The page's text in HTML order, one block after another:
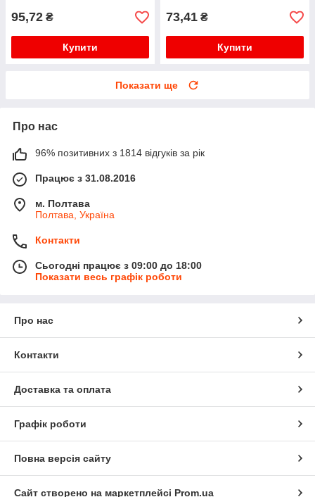
95,72 ₴
Купити
73,41 ₴
Купити
Показати ще
Про нас
96% позитивних з 1814 відгуків за рік
Працює з 31.08.2016
м. Полтава
Полтава, Україна
Контакти
Сьогодні працює з 09:00 до 18:00
Показати весь графік роботи
Про нас
Контакти
Доставка та оплата
Графік роботи
Повна версія сайту
Сайт створено на маркетплейсі Prom.ua